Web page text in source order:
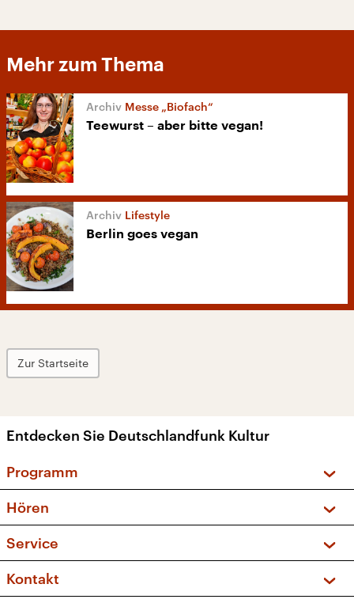
Mehr zum Thema
Messe „Biofach“
Teewurst – aber bitte vegan!
Lifestyle
Berlin goes vegan
Zur Startseite
Entdecken Sie Deutschlandfunk Kultur
Programm
Sendungen und Podcasts
Musikliste
Kakadu – Das Kinderprogramm
Hören
Frequenzen (UKW + DAB+)
Service
FAQ
Apps
Kontakt